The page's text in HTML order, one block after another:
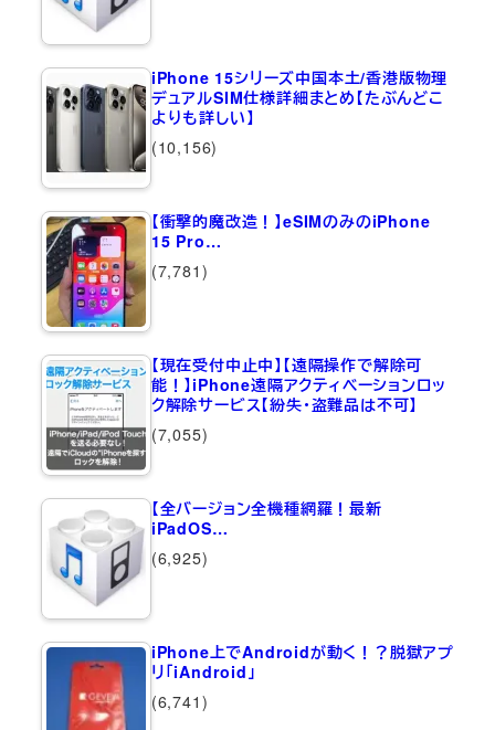
iPhone 15シリーズ中国本土/香港版物理
デュアルSIM仕様詳細まとめ【たぶんどこ
よりも詳しい】
(10,156)
【衝撃的魔改造！】eSIMのみのiPhone
15 Pro…
(7,781)
【現在受付中止中】【遠隔操作で解除可
能！】iPhone遠隔アクティベーションロッ
ク解除サービス【紛失・盗難品は不可】
(7,055)
【全バージョン全機種網羅！最新
iPadOS…
(6,925)
iPhone上でAndroidが動く！？脱獄アプ
リ「iAndroid」
(6,741)